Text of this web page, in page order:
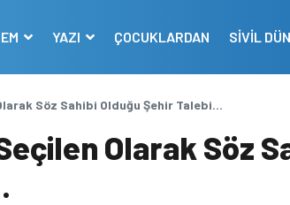
YAZI ÇOCUKLARDAN SİVİL
Söz Sahibi Olduğu Şehir Talebi…
Olarak Söz